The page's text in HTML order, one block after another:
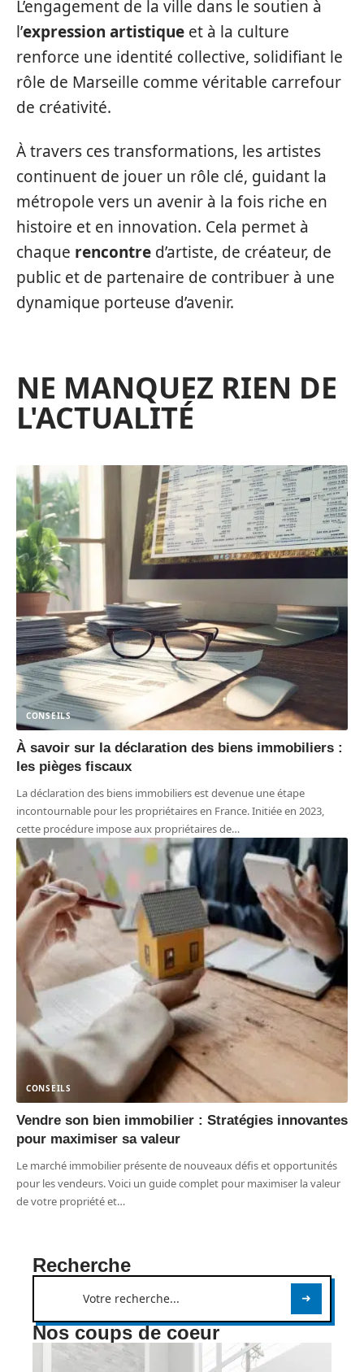
L’engagement de la ville dans le soutien à
l’expression artistique et à la culture
renforce une identité collective, solidifiant le
rôle de Marseille comme véritable carrefour
de créativité.
À travers ces transformations, les artistes
continuent de jouer un rôle clé, guidant la
métropole vers un avenir à la fois riche en
histoire et en innovation. Cela permet à
chaque rencontre d’artiste, de créateur, de
public et de partenaire de contribuer à une
dynamique porteuse d’avenir.
NE MANQUEZ RIEN DE
L'ACTUALITÉ
CONSEILS
À savoir sur la déclaration des biens immobiliers :
les pièges fiscaux
La déclaration des biens immobiliers est devenue une étape
incontournable pour les propriétaires en France. Initiée en 2023,
cette procédure impose aux propriétaires de…
CONSEILS
Vendre son bien immobilier : Stratégies innovantes
pour maximiser sa valeur
Le marché immobilier présente de nouveaux défis et opportunités
pour les vendeurs. Voici un guide complet pour maximiser la valeur
de votre propriété et…
Recherche
Nos coups de coeur